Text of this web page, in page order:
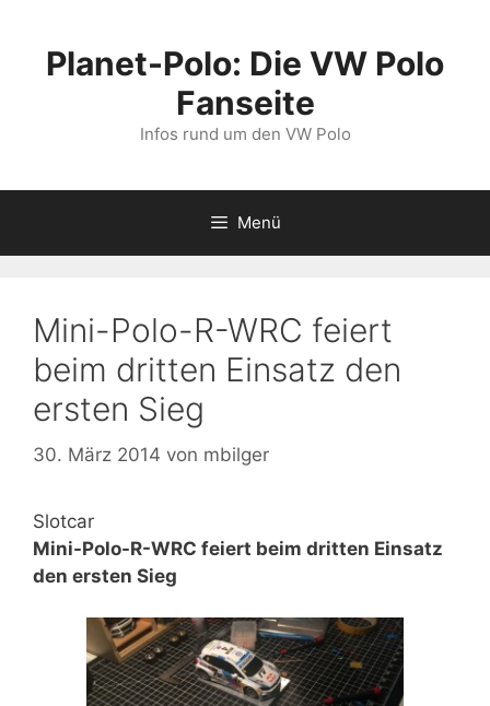
springenPlanet-Polo: Die VW Polo
Fanseite
Infos rund um den VW Polo
Menü
Mini-Polo-R-WRC feiert
beim dritten Einsatz den
ersten Sieg
30. März 2014 von mbilger
Slotcar
Mini-Polo-R-WRC feiert beim dritten Einsatz
den ersten Sieg